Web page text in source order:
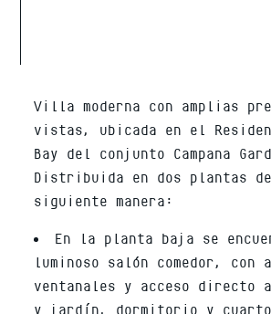
Villa moderna con amplias
vistas, ubicada en el
Bay del conjunto Campana
Distribuida en dos plantas
siguiente manera:
En la planta baja se
luminoso salón comedor, con
ventanales y acceso directo
y jardín, dormitorio y cuarto